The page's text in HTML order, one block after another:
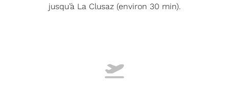
jusqu’à La Clusaz (environ 30 min).